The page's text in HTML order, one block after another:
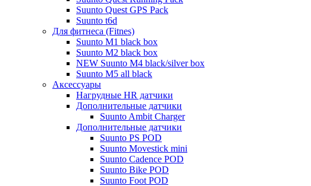
Suunto Quest GPS Pack
Suunto t6d
Для фитнеса (Fitnes)
Suunto M1 black box
Suunto M2 black box
NEW Suunto M4 black/silver box
Suunto M5 all black
Аксессуары
Нагрудные HR датчики
Дополнительные датчики
Suunto Ambit Charger
Дополнительные датчики
Suunto PS POD
Suunto Movestick mini
Suunto Cadence POD
Suunto Bike POD
Suunto Foot POD